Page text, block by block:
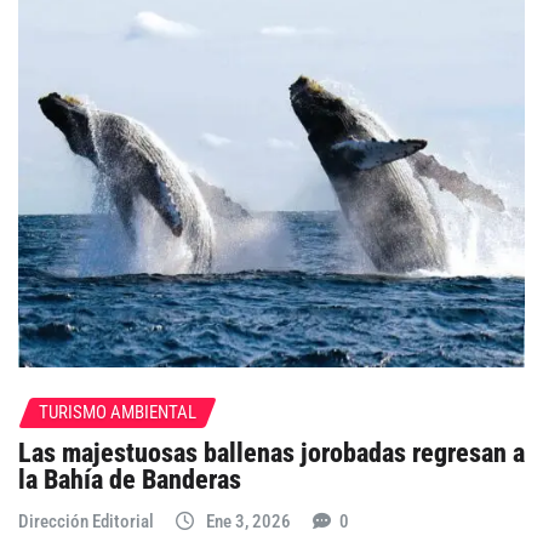
TURISMO AMBIENTAL
Las majestuosas ballenas jorobadas regresan a
la Bahía de Banderas
Dirección Editorial Ene 3, 2026 0